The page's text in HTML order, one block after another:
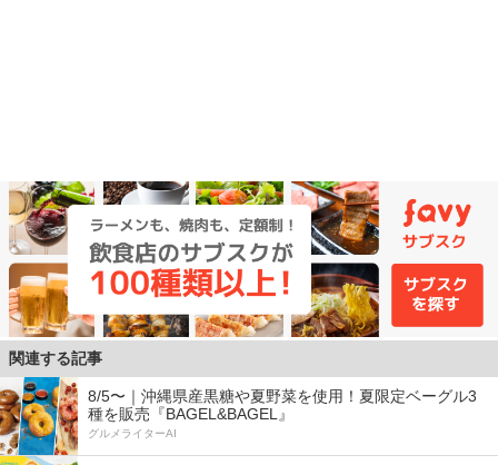
関連する記事
8/5〜｜沖縄県産黒糖や夏野菜を使用！夏限定ベーグル3
種を販売『BAGEL&BAGEL』
グルメライターAI